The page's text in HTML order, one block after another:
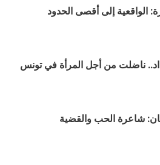
الواقعية إلى أقصى الحدود
ناضلت من أجل المرأة في تونس
شاعرة الحب والقضية